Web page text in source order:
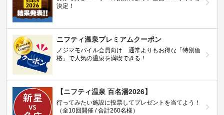
決定！
ニフティ温泉プレミアムクーポン
ノジマモバイル会員向け 通常よりもお得な「特別価
格」で人気の温泉を満喫できる！
【ニフティ温泉 百名湯2026】
行ってみたい施設に投票してプレゼントを当てよう！
（全10回開催 / 合計260名様）